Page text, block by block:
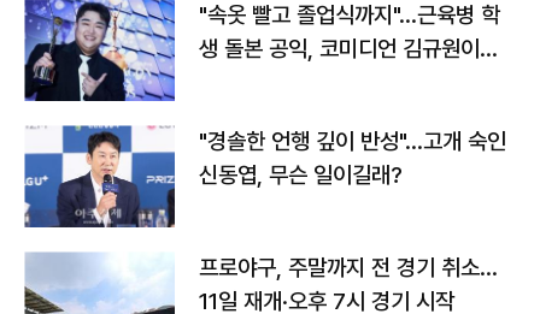
"속옷 빨고 졸업식까지"…근육병 학
생 돌본 공익, 코미디언 김규원이었
"경솔한 언행 깊이 반성"…고개 숙인
신동엽, 무슨 일이길래?
프로야구, 주말까지 전 경기 취소…
11일 재개·오후 7시 경기 시작